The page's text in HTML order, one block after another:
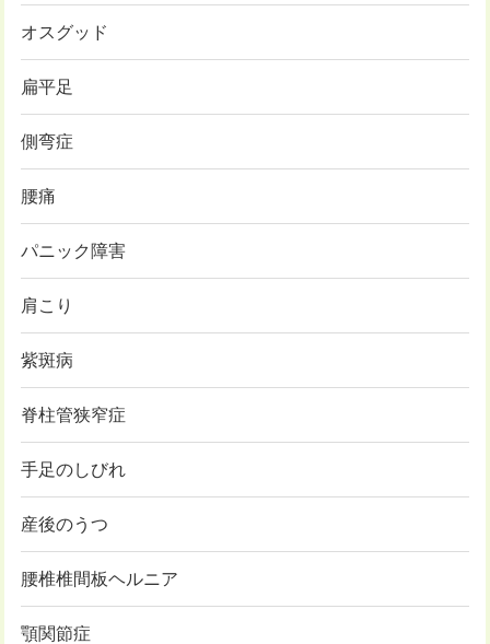
オスグッド
扁平足
側弯症
腰痛
パニック障害
肩こり
紫斑病
脊柱管狭窄症
手足のしびれ
産後のうつ
腰椎椎間板ヘルニア
顎関節症